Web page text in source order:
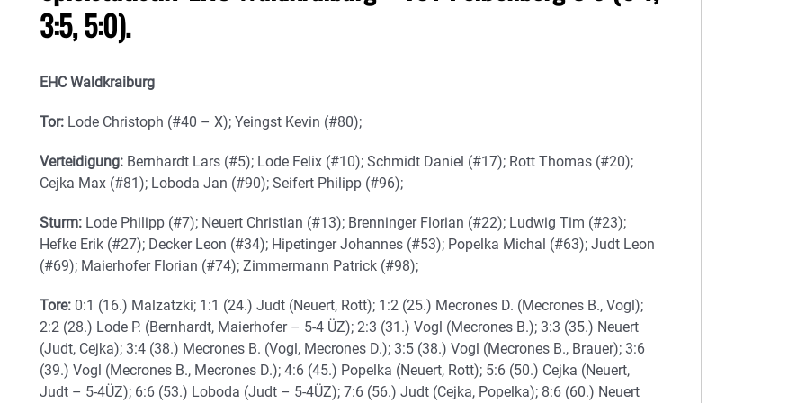
3:5, 5:0).
EHC Waldkraiburg
Tor: Lode Christoph (#40 – X); Yeingst Kevin (#80);
Verteidigung: Bernhardt Lars (#5); Lode Felix (#10); Schmidt Daniel (#17); Rott Thomas (#20);
Cejka Max (#81); Loboda Jan (#90); Seifert Philipp (#96);
Sturm: Lode Philipp (#7); Neuert Christian (#13); Brenninger Florian (#22); Ludwig Tim (#23);
Hefke Erik (#27); Decker Leon (#34); Hipetinger Johannes (#53); Popelka Michal (#63); Judt Leon
(#69); Maierhofer Florian (#74); Zimmermann Patrick (#98);
Tore: 0:1 (16.) Malzatzki; 1:1 (24.) Judt (Neuert, Rott); 1:2 (25.) Mecrones D. (Mecrones B., Vogl);
2:2 (28.) Lode P. (Bernhardt, Maierhofer – 5-4 ÜZ); 2:3 (31.) Vogl (Mecrones B.); 3:3 (35.) Neuert
(Judt, Cejka); 3:4 (38.) Mecrones B. (Vogl, Mecrones D.); 3:5 (38.) Vogl (Mecrones B., Brauer); 3:6
(39.) Vogl (Mecrones B., Mecrones D.); 4:6 (45.) Popelka (Neuert, Rott); 5:6 (50.) Cejka (Neuert,
Judt – 5-4ÜZ); 6:6 (53.) Loboda (Judt – 5-4ÜZ); 7:6 (56.) Judt (Cejka, Popelka); 8:6 (60.) Neuert